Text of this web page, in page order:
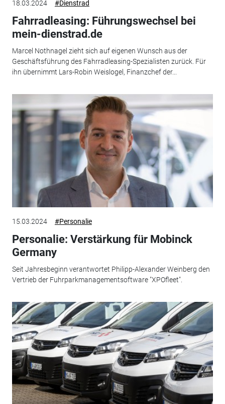
18.03.2024 #Dienstrad
Fahrradleasing: Führungswechsel bei
mein-dienstrad.de
Marcel Nothnagel zieht sich auf eigenen Wunsch aus der
Geschäftsführung des Fahrradleasing-Spezialisten zurück. Für
ihn übernimmt Lars-Robin Weislogel, Finanzchef der...
15.03.2024 #Personalie
Personalie: Verstärkung für Mobinck
Germany
Seit Jahresbeginn verantwortet Philipp-Alexander Weinberg den
Vertrieb der Fuhrparkmanagementsoftware "XPOfleet".